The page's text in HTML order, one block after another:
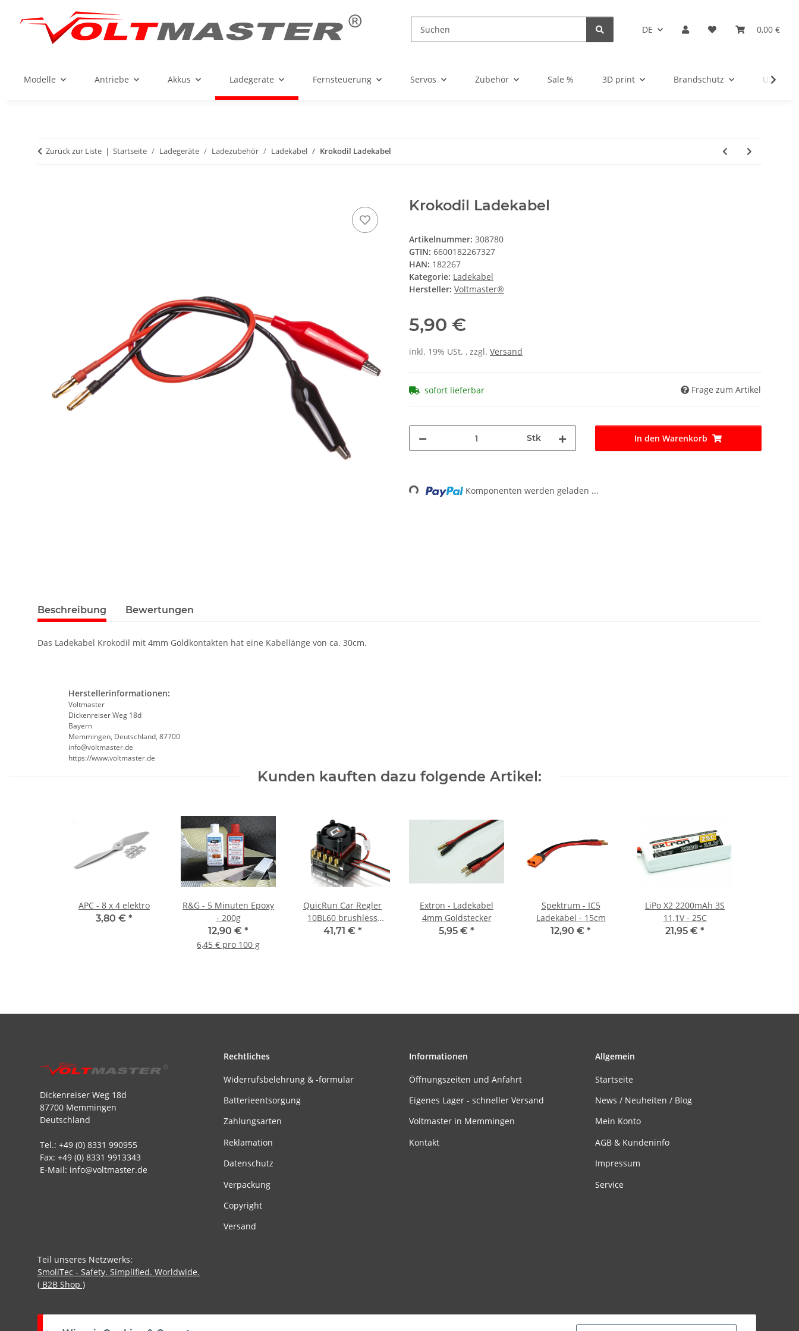
DE 0,00 €
Modelle Antriebe Akkus Ladegeräte Fernsteuerung Servos Zubehör Sale % 3D print Brandschutz
Zurück zur Liste Startseite Ladegeräte Ladezubehör Ladekabel Krokodil Ladekabel
Krokodil Ladekabel
Artikelnummer: 308780
GTIN: 6600182267327
HAN: 182267
Kategorie: Ladekabel
Hersteller: Voltmaster®
5,90 €
inkl. 19% USt. , zzgl. Versand
sofort lieferbar Frage zum Artikel
Stk In den Warenkorb
Loading... Komponenten werden geladen ...
Beschreibung Bewertungen
Das Ladekabel Krokodil mit 4mm Goldkontakten hat eine Kabellänge von ca. 30cm.
Herstellerinformationen:
Voltmaster
Dickenreiser Weg 18d
Bayern
Memmingen, Deutschland, 87700
info@voltmaster.de
https://www.voltmaster.de
Kunden kauften dazu folgende Artikel:
APC - 8 x 4 elektro
3,80 € *
R&G - 5 Minuten Epoxy
- 200g
12,90 € *
6,45 € pro 100 g
QuicRun Car Regler
10BL60 brushless
sensored 60A für 1:10
41,71 € *
Extron - Ladekabel
4mm Goldstecker
5,95 € *
Spektrum - IC5
Ladekabel - 15cm
12,90 € *
LiPo X2 2200mAh 3S
11,1V - 25C
21,95 € *
Dickenreiser Weg 18d
87700 Memmingen
Deutschland
Tel.: +49 (0) 8331 990955
Fax: +49 (0) 8331 9913343
E-Mail: info@voltmaster.de
Rechtliches
Widerrufsbelehrung & -formular
Batterieentsorgung
Zahlungsarten
Reklamation
Datenschutz
Verpackung
Copyright
Versand
Informationen
Öffnungszeiten und Anfahrt
Eigenes Lager - schneller Versand
Voltmaster in Memmingen
Kontakt
Allgemein
Startseite
News / Neuheiten / Blog
Mein Konto
AGB & Kundeninfo
Impressum
Service
Teil unseres Netzwerks:
SmoliTec - Safety. Simplified. Worldwide.
( B2B Shop )
Vertrag widerrufen